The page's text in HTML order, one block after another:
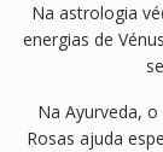
Na astrologia
energias de
Na Ayurveda,
Rosas ajuda